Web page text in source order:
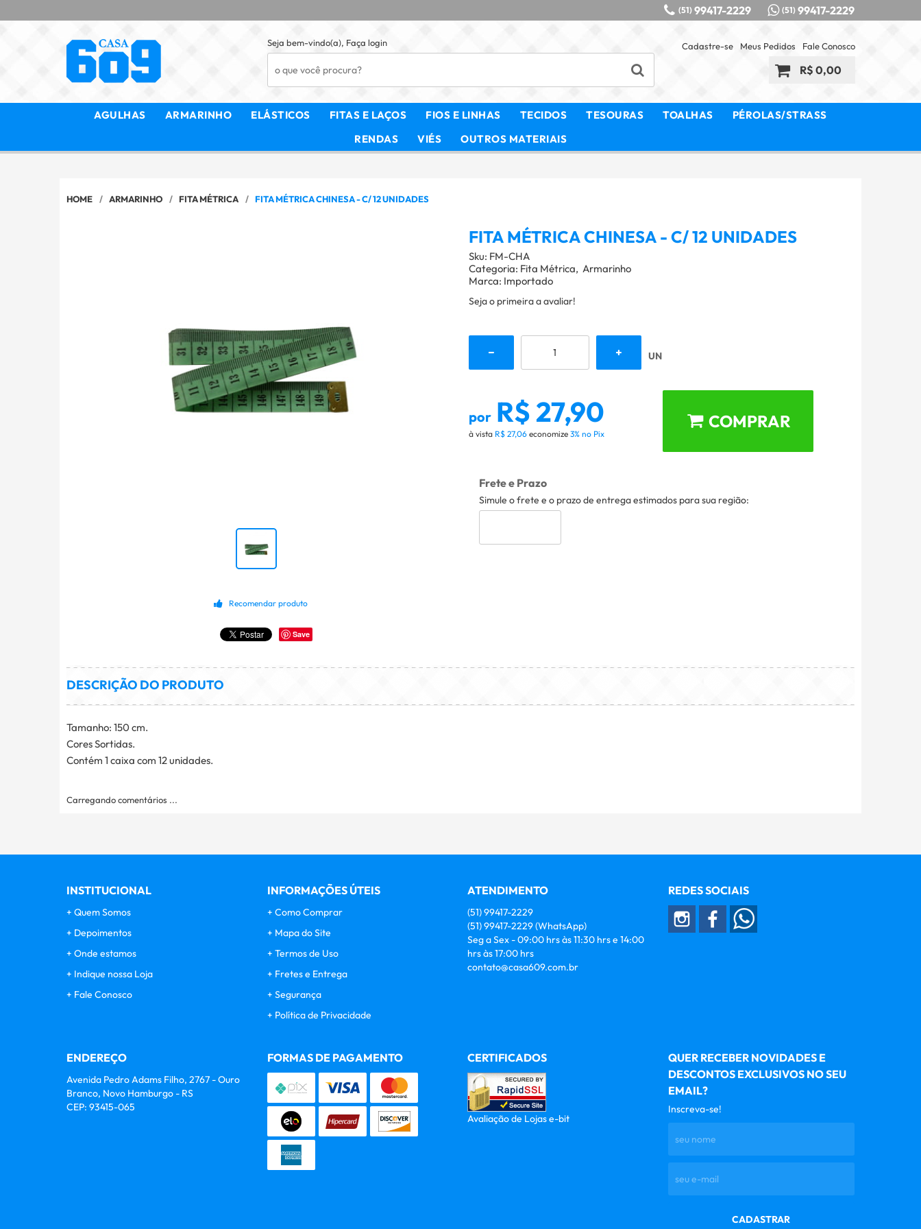
(51) 99417-2229 (51) 99417-2229
Seja bem-vindo(a), Faça login Cadastre-se Meus Pedidos Fale Conosco
R$ 0,00
AGULHAS ARMARINHO ELÁSTICOS FITAS E LAÇOS FIOS E LINHAS TECIDOS TESOURAS TOALHAS
PÉROLAS/STRASS
RENDAS
VIÉS OUTROS MATERIAIS
HOME ARMARINHO FITA MÉTRICA FITA MÉTRICA CHINESA - C/ 12 UNIDADES
Recomendar produto
Save
FITA MÉTRICA CHINESA - C/ 12 UNIDADES
Sku: FM-CHA
Categoria: Fita Métrica Armarinho
Marca: Importado
Seja o primeira a avaliar!
UN
por R$ 27,90
à vista R$ 27,06economize 3% no Pix
COMPRAR
Frete e Prazo
Simule o frete e o prazo de entrega estimados para sua região:
DESCRIÇÃO DO PRODUTO
Tamanho: 150 cm.
Cores Sortidas.
Contém 1 caixa com 12 unidades.
Carregando comentários ...
INSTITUCIONAL
Quem Somos
Depoimentos
Onde estamos
Indique nossa Loja
Fale Conosco
INFORMAÇÕES ÚTEIS
Como Comprar
Mapa do Site
Termos de Uso
Fretes e Entrega
Segurança
Política de Privacidade
ATENDIMENTO
(51)99417-2229
(51)99417-2229(WhatsApp)
Seg a Sex - 09:00 hrs às 11:30 hrs e 14:00
hrs às 17:00 hrs
contato@casa609.com.br
REDES SOCIAIS
ENDEREÇO
Avenida Pedro Adams Filho, 2767 -Ouro
Branco, Novo Hamburgo - RS
CEP: 93415-065
FORMAS DE PAGAMENTO CERTIFICADOS
Avaliação de Lojas e-bit
QUER RECEBER NOVIDADES E
DESCONTOS EXCLUSIVOS NO SEU
EMAIL?
Inscreva-se!
CADASTRAR